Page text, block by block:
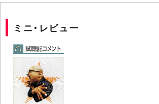
ミニ・レビュー